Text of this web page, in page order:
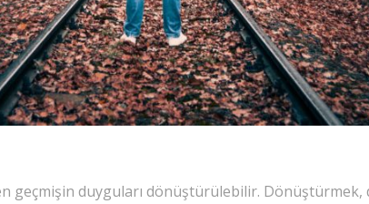
geçmişin duyguları dönüştürülebilir. Dönüştürmek,